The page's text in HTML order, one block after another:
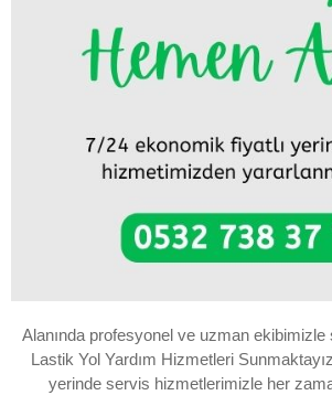
Alanında profesyonel ve uzman
Lastik Yol Yardım Hizmetleri
yerinde servis hizmetlerimizle her